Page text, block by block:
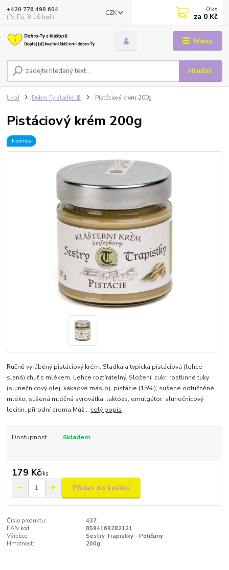
Menu
CZK
Hledat
+420 776 498 604
(Po-Pá, 8-16 hod.)
0 ks
za 0 Kč
Úvod Dobro-Ty sladké 🍫 Pistáciový krém 200g
Pistáciový krém 200g
Novinka
Ručně vyráběný pistáciový krém. Sladká a typická pistáciová (lehce
slaná) chuť s mlékem. Lehce roztíratelný. Složení: cukr, rostlinné tuky
(slunečnicový olej, kakaové máslo), pistácie (15%), sušené odtučněné
mléko, sušená mléčná syrovátka, laktóza, emulgátor: slunečnicový
lecitin, přírodní aroma.Můž... celý popis
Dostupnost Skladem
179 Kč/ks
Přidat do košíku
Číslo produktu:
437
EAN kód:
8594169282121
Výrobce:
Sestry Trapistky - Poličany
Hmotnost:
200g